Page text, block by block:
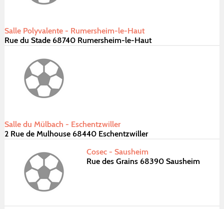
Salle Polyvalente - Rumersheim-le-Haut
Rue du Stade 68740 Rumersheim-le-Haut
Salle du Mülbach - Eschentzwiller
2 Rue de Mulhouse 68440 Eschentzwiller
Cosec - Sausheim
Rue des Grains 68390 Sausheim